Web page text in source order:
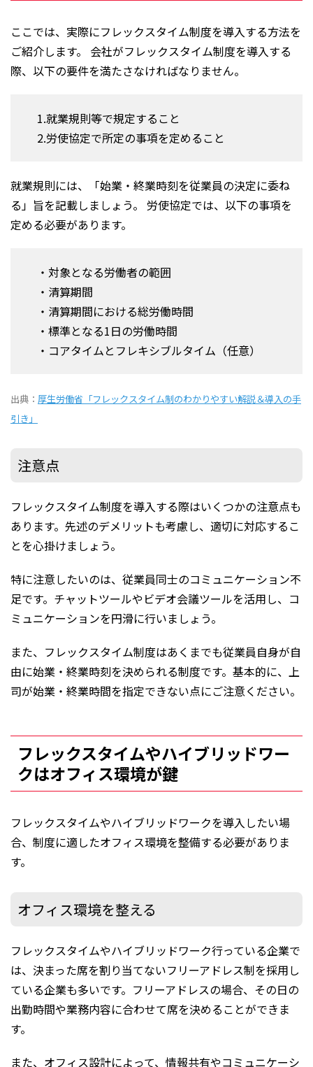
ここでは、実際にフレックスタイム制度を導入する方法を
ご紹介します。 会社がフレックスタイム制度を導入する
際、以下の要件を満たさなければなりません。
1.就業規則等で規定すること
2.労使協定で所定の事項を定めること
就業規則には、「始業・終業時刻を従業員の決定に委ね
る」旨を記載しましょう。 労使協定では、以下の事項を
定める必要があります。
・対象となる労働者の範囲
・清算期間
・清算期間における総労働時間
・標準となる1日の労働時間
・コアタイムとフレキシブルタイム（任意）
出典： 厚生労働省「フレックスタイム制のわかりやすい解説＆導入の手
引き」
注意点
フレックスタイム制度を導入する際はいくつかの注意点も
あります。先述のデメリットも考慮し、適切に対応するこ
とを心掛けましょう。
特に注意したいのは、従業員同士のコミュニケーション不
足です。チャットツールやビデオ会議ツールを活用し、コ
ミュニケーションを円滑に行いましょう。
また、フレックスタイム制度はあくまでも従業員自身が自
由に始業・終業時刻を決められる制度です。基本的に、上
司が始業・終業時間を指定できない点にご注意ください。
フレックスタイムやハイブリッドワー
クはオフィス環境が鍵
フレックスタイムやハイブリッドワークを導入したい場
合、制度に適したオフィス環境を整備する必要がありま
す。
オフィス環境を整える
フレックスタイムやハイブリッドワーク行っている企業で
は、決まった席を割り当てないフリーアドレス制を採用し
ている企業も多いです。フリーアドレスの場合、その日の
出勤時間や業務内容に合わせて席を決めることができま
す。
また、オフィス設計によって、情報共有やコミュニケーシ